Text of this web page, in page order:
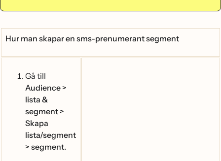
Hur man skapar en sms-prenumerant segment
Gå till
Audience >
lista &
segment >
Skapa
lista/segment
> segment.